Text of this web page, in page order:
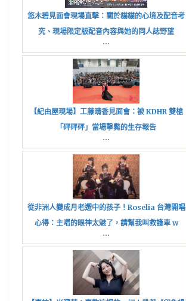
悠木碧見面會現場直擊：關於貓貓的心境及配音考
究、現場限定版配音內容與她的同人誌野望
...
【紀由屋現場】工藤晴香見面會：被 KDHR 雙槍
「砰砰砰」當場擊斃的生存報告
...
從非洲人變成月老選中的孩子！Roselia 台灣開唱
心得：主唱的眼神太魅了，請幫我叫救護車 w
...